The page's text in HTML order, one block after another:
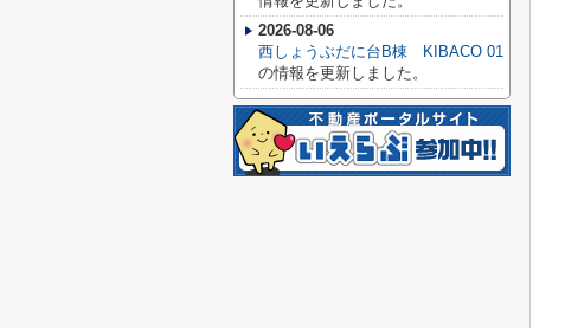
2026-08-06
西しょうぶだに台B棟 KIBACO 01
の情報を更新しました。